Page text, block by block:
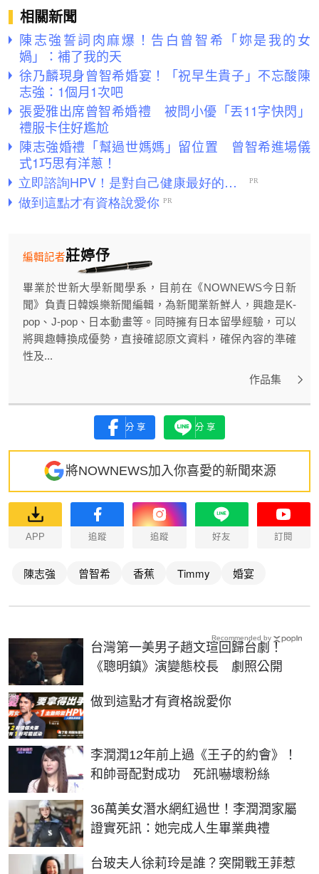
相關新聞
陳志強誓詞肉麻爆！告白曾智希「妳是我的女
媧」：補了我的天
徐乃麟現身曾智希婚宴！「祝早生貴子」不忘酸陳
志強：1個月1次吧
張愛雅出席曾智希婚禮 被問小優「丟11字快閃」
禮服卡住好尷尬
陳志強婚禮「幫過世媽媽」留位置 曾智希進場儀
式1巧思有洋蔥！
莊婷伃
編輯記者
畢業於世新大學新聞學系，目前在《NOWNEWS今日新
聞》負責日韓娛樂新聞編輯，為新聞業新鮮人，興趣是K-
pop、J-pop、日本動畫等。同時擁有日本留學經驗，可以
將興趣轉換成優勢，直接確認原文資料，確保內容的準確
性及...
作品集
分享 分享
將NOWNEWS加入你喜愛的新聞來源
APP 追蹤 追蹤 好友 訂閱
陳志強 曾智希 香蕉 Timmy 婚宴
台灣第一美男子趙文瑄回歸台劇！
《聰明鎮》演變態校長 劇照公開
做到這點才有資格說愛你
PR
李潤潤12年前上過《王子的約會》！
和帥哥配對成功 死訊嚇壞粉絲
36萬美女潛水網紅過世！李潤潤家屬
證實死訊：她完成人生畢業典禮
台玻夫人徐莉玲是誰？突開戰王菲惹
Recommended by